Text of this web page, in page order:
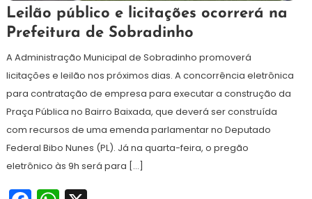
7
de
agosto
de
Redação
Leilão público e licitações ocorrerá na
Prefeitura de Sobradinho
A Administração Municipal de Sobradinho promoverá
licitações e leilão nos próximos dias. A concorrência eletrônica
para contratação de empresa para executar a construção da
Praça Pública no Bairro Baixada, que deverá ser construída
com recursos de uma emenda parlamentar no Deputado
Federal Bibo Nunes (PL). Já na quarta-feira, o pregão
eletrônico às 9h será para […]